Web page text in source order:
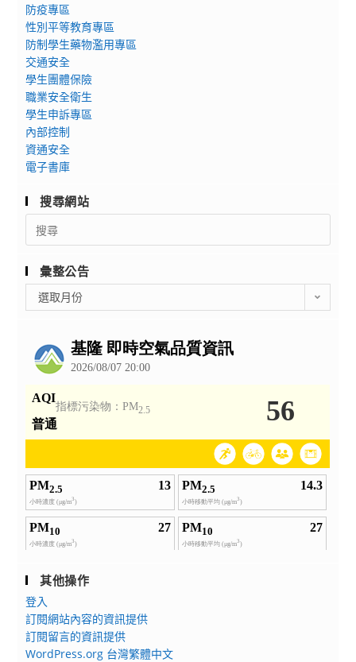
防疫專區
性別平等教育專區
防制學生藥物濫用專區
交通安全
學生團體保險
職業安全衛生
學生申訴專區
內部控制
資通安全
電子書庫
搜尋網站
Search
for:
彙整公告
整
選取月份
其他操作
登入
訂閱網站內容的資訊提供
訂閱留言的資訊提供
WordPress.org 台灣繁體中文